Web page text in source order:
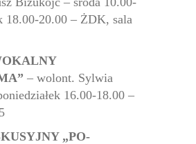
18.00-20.00 – ŻDK, sala
– wolont. Sylwia
16.00-18.00 –
„PO-